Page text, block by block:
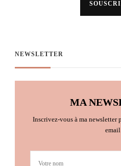
NEWSLETTER
MA
Inscrivez-vous à ma newsletter